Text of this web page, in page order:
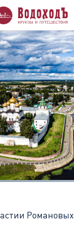
Романовых